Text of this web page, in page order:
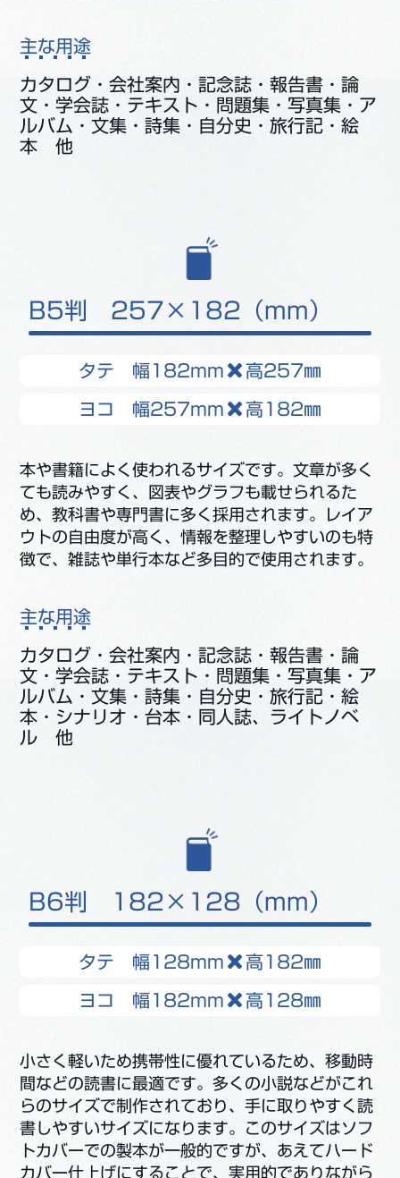
主な用途
カタログ・会社案内・記念誌・報告書・論
文・学会誌・テキスト・問題集・写真集・ア
ルバム・文集・詩集・自分史・旅行記・絵
本 他
B5判 257×182（mm）
タテ 幅182mm 高257㎜
ヨコ 幅257mm 高182㎜
本や書籍によく使われるサイズです。文章が多く
ても読みやすく、図表やグラフも載せられるた
め、教科書や専門書に多く採用されます。レイア
ウトの自由度が高く、情報を整理しやすいのも特
徴で、雑誌や単行本など多目的で使用されます。
主な用途
カタログ・会社案内・記念誌・報告書・論
文・学会誌・テキスト・問題集・写真集・ア
ルバム・文集・詩集・自分史・旅行記・絵
本・シナリオ・台本・同人誌、ライトノベ
ル 他
B6判 182×128（mm）
タテ 幅128mm 高182㎜
ヨコ 幅182mm 高128㎜
小さく軽いため携帯性に優れているため、移動時
間などの読書に最適です。多くの小説などがこれ
らのサイズで制作されており、手に取りやすく読
書しやすいサイズになります。このサイズはソフ
トカバーでの製本が一般的ですが、あえてハード
カバー仕上げにすることで、実用的でありながら